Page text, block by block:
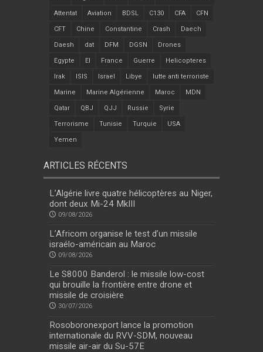
Attentat Aviation BDSL C130 CFA CFN
CFT Chine Constantine Crash Daech
Daesh dat DFM DGSN Drones
Egypte EI France Guerre Helicopteres
Irak ISIS Israel Libye lutte anti terroriste
Marine Marine Algérienne Maroc MDN
Qatar QBJ QJJ Russie Syrie
Terrorisme Tunisie Turquie USA
Yemen
ARTICLES RÉCENTS
L’Algérie livre quatre hélicoptères au Niger,
dont deux Mi-24 MkIII
09/08/2026
L’Africom organise le test d’un missile
israélo-américain au Maroc
09/08/2026
Le S8000 Banderol : le missile low-cost
qui brouille la frontière entre drone et
missile de croisière
30/07/2026
Rosoboronexport lance la promotion
internationale du RVV-SDM, nouveau
missile air-air du Su-57E